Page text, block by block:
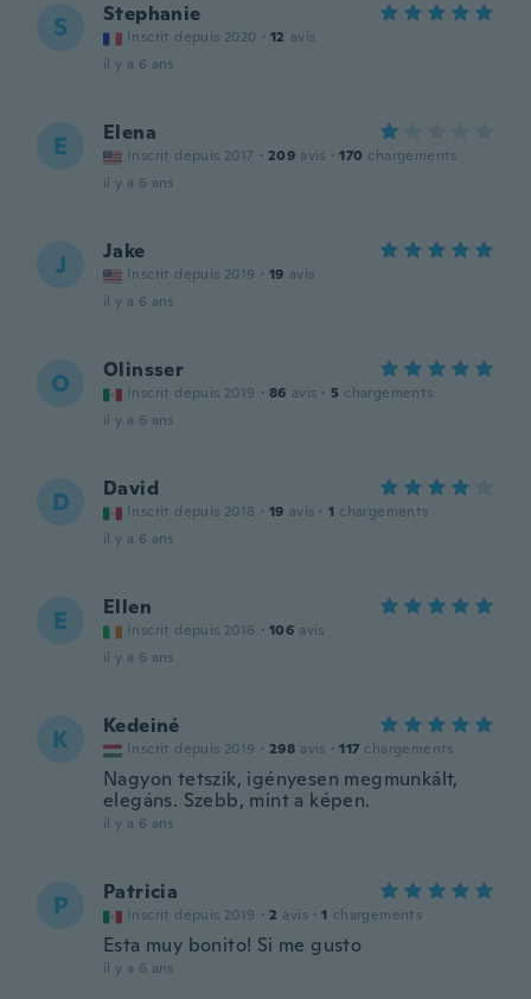
S Stephanie
Inscrit depuis 2020 · 12 avis
il y a 6 ans
E Elena
Inscrit depuis 2017 · 209 avis · 170 chargements
il y a 6 ans
J Jake
Inscrit depuis 2019 · 19 avis
il y a 6 ans
O Olinsser
Inscrit depuis 2019 · 86 avis · 5 chargements
il y a 6 ans
D David
Inscrit depuis 2018 · 19 avis · 1 chargements
il y a 6 ans
E Ellen
Inscrit depuis 2016 · 106 avis
il y a 6 ans
K Kedeiné
Inscrit depuis 2019 · 298 avis · 117 chargements
Nagyon tetszik, igényesen megmunkált,
elegáns. Szebb, mint a képen.
il y a 6 ans
P Patricia
Inscrit depuis 2019 · 2 avis · 1 chargements
Esta muy bonito! Si me gusto
il y a 6 ans